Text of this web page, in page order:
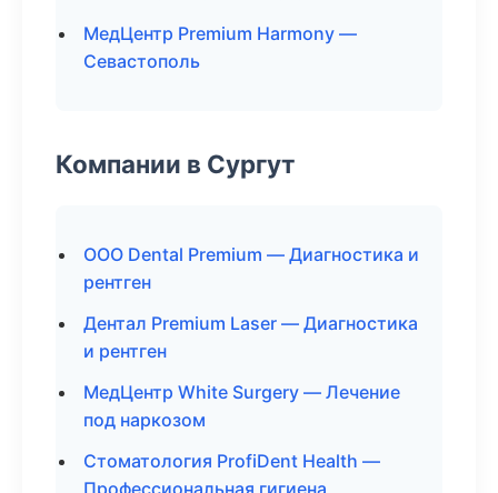
МедЦентр Premium Harmony —
Севастополь
Компании в Сургут
ООО Dental Premium — Диагностика и
рентген
Дентал Premium Laser — Диагностика
и рентген
МедЦентр White Surgery — Лечение
под наркозом
Стоматология ProfiDent Health —
Профессиональная гигиена